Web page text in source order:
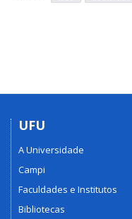
UFU
A Universidade
Campi
Faculdades e Institutos
Bibliotecas